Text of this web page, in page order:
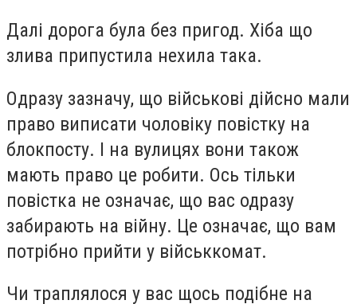
Далі дорога була без пригод. Хіба що
злива припустила нехила така.
Одразу зазначу, що військові дійсно мали
право виписати чоловіку повістку на
блокпосту. І на вулицях вони також
мають право це робити. Ось тільки
повістка не означає, що вас одразу
забирають на війну. Це означає, що вам
потрібно прийти у військкомат.
Чи траплялося у вас щось подібне на